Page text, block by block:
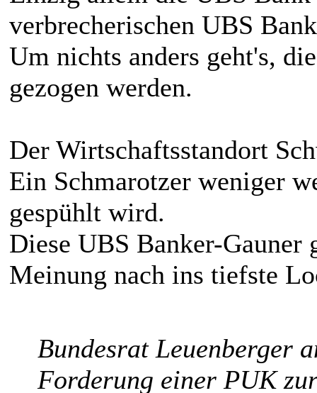
verbrecherischen UBS
Um nichts anders geht's,
gezogen werden.
Der Wirtschaftsstandort
Ein Schmarotzer weniger
gespühlt wird.
Diese UBS Banker-
Meinung nach ins tiefste
Bundesrat Leuenberger
Forderung einer PUK